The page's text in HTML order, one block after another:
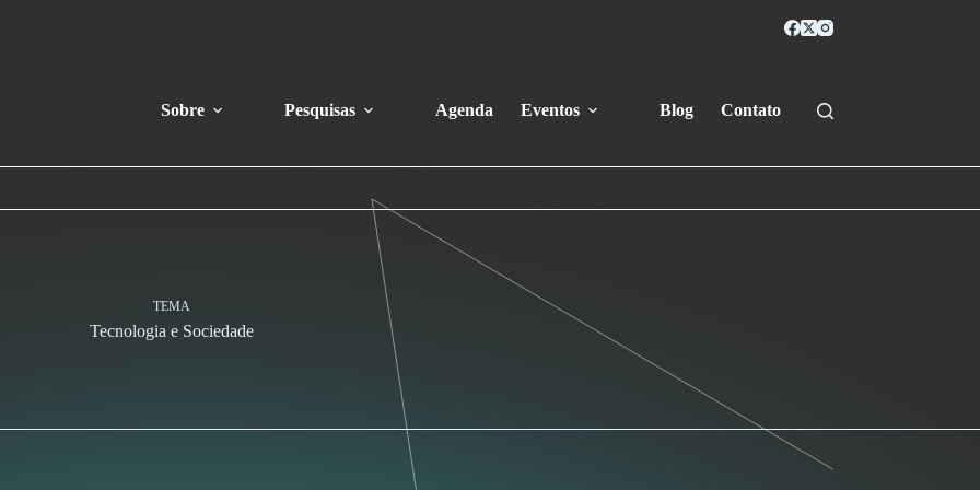
Sobre Pesquisas Agenda Eventos Blog Contato
TEMA
Tecnologia e Sociedade